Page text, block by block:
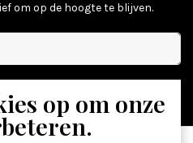
om op de hoogte te blijven.
op om onze